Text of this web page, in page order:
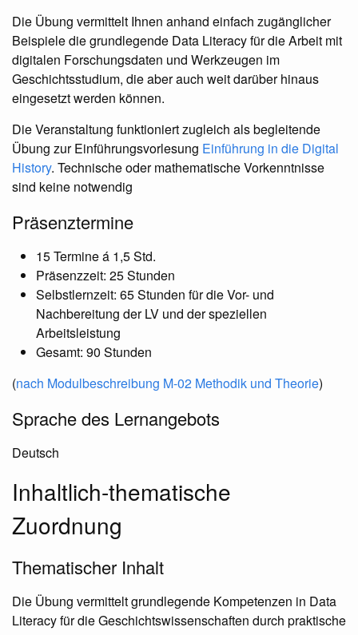
Die Übung vermittelt Ihnen anhand einfach zugänglicher
Beispiele die grundlegende Data Literacy für die Arbeit mit
digitalen Forschungsdaten und Werkzeugen im
Geschichtsstudium, die aber auch weit darüber hinaus
eingesetzt werden können.
Die Veranstaltung funktioniert zugleich als begleitende
Übung zur Einführungsvorlesung Einführung in die Digital
History. Technische oder mathematische Vorkenntnisse
sind keine notwendig
Präsenztermine
15 Termine á 1,5 Std.
Präsenzzeit: 25 Stunden
Selbstlernzeit: 65 Stunden für die Vor- und
Nachbereitung der LV und der speziellen
Arbeitsleistung
Gesamt: 90 Stunden
(nach Modulbeschreibung M-02 Methodik und Theorie)
Sprache des Lernangebots
Deutsch
Inhaltlich-thematische
Zuordnung
Thematischer Inhalt
Die Übung vermittelt grundlegende Kompetenzen in Data
Literacy für die Geschichtswissenschaften durch praktische